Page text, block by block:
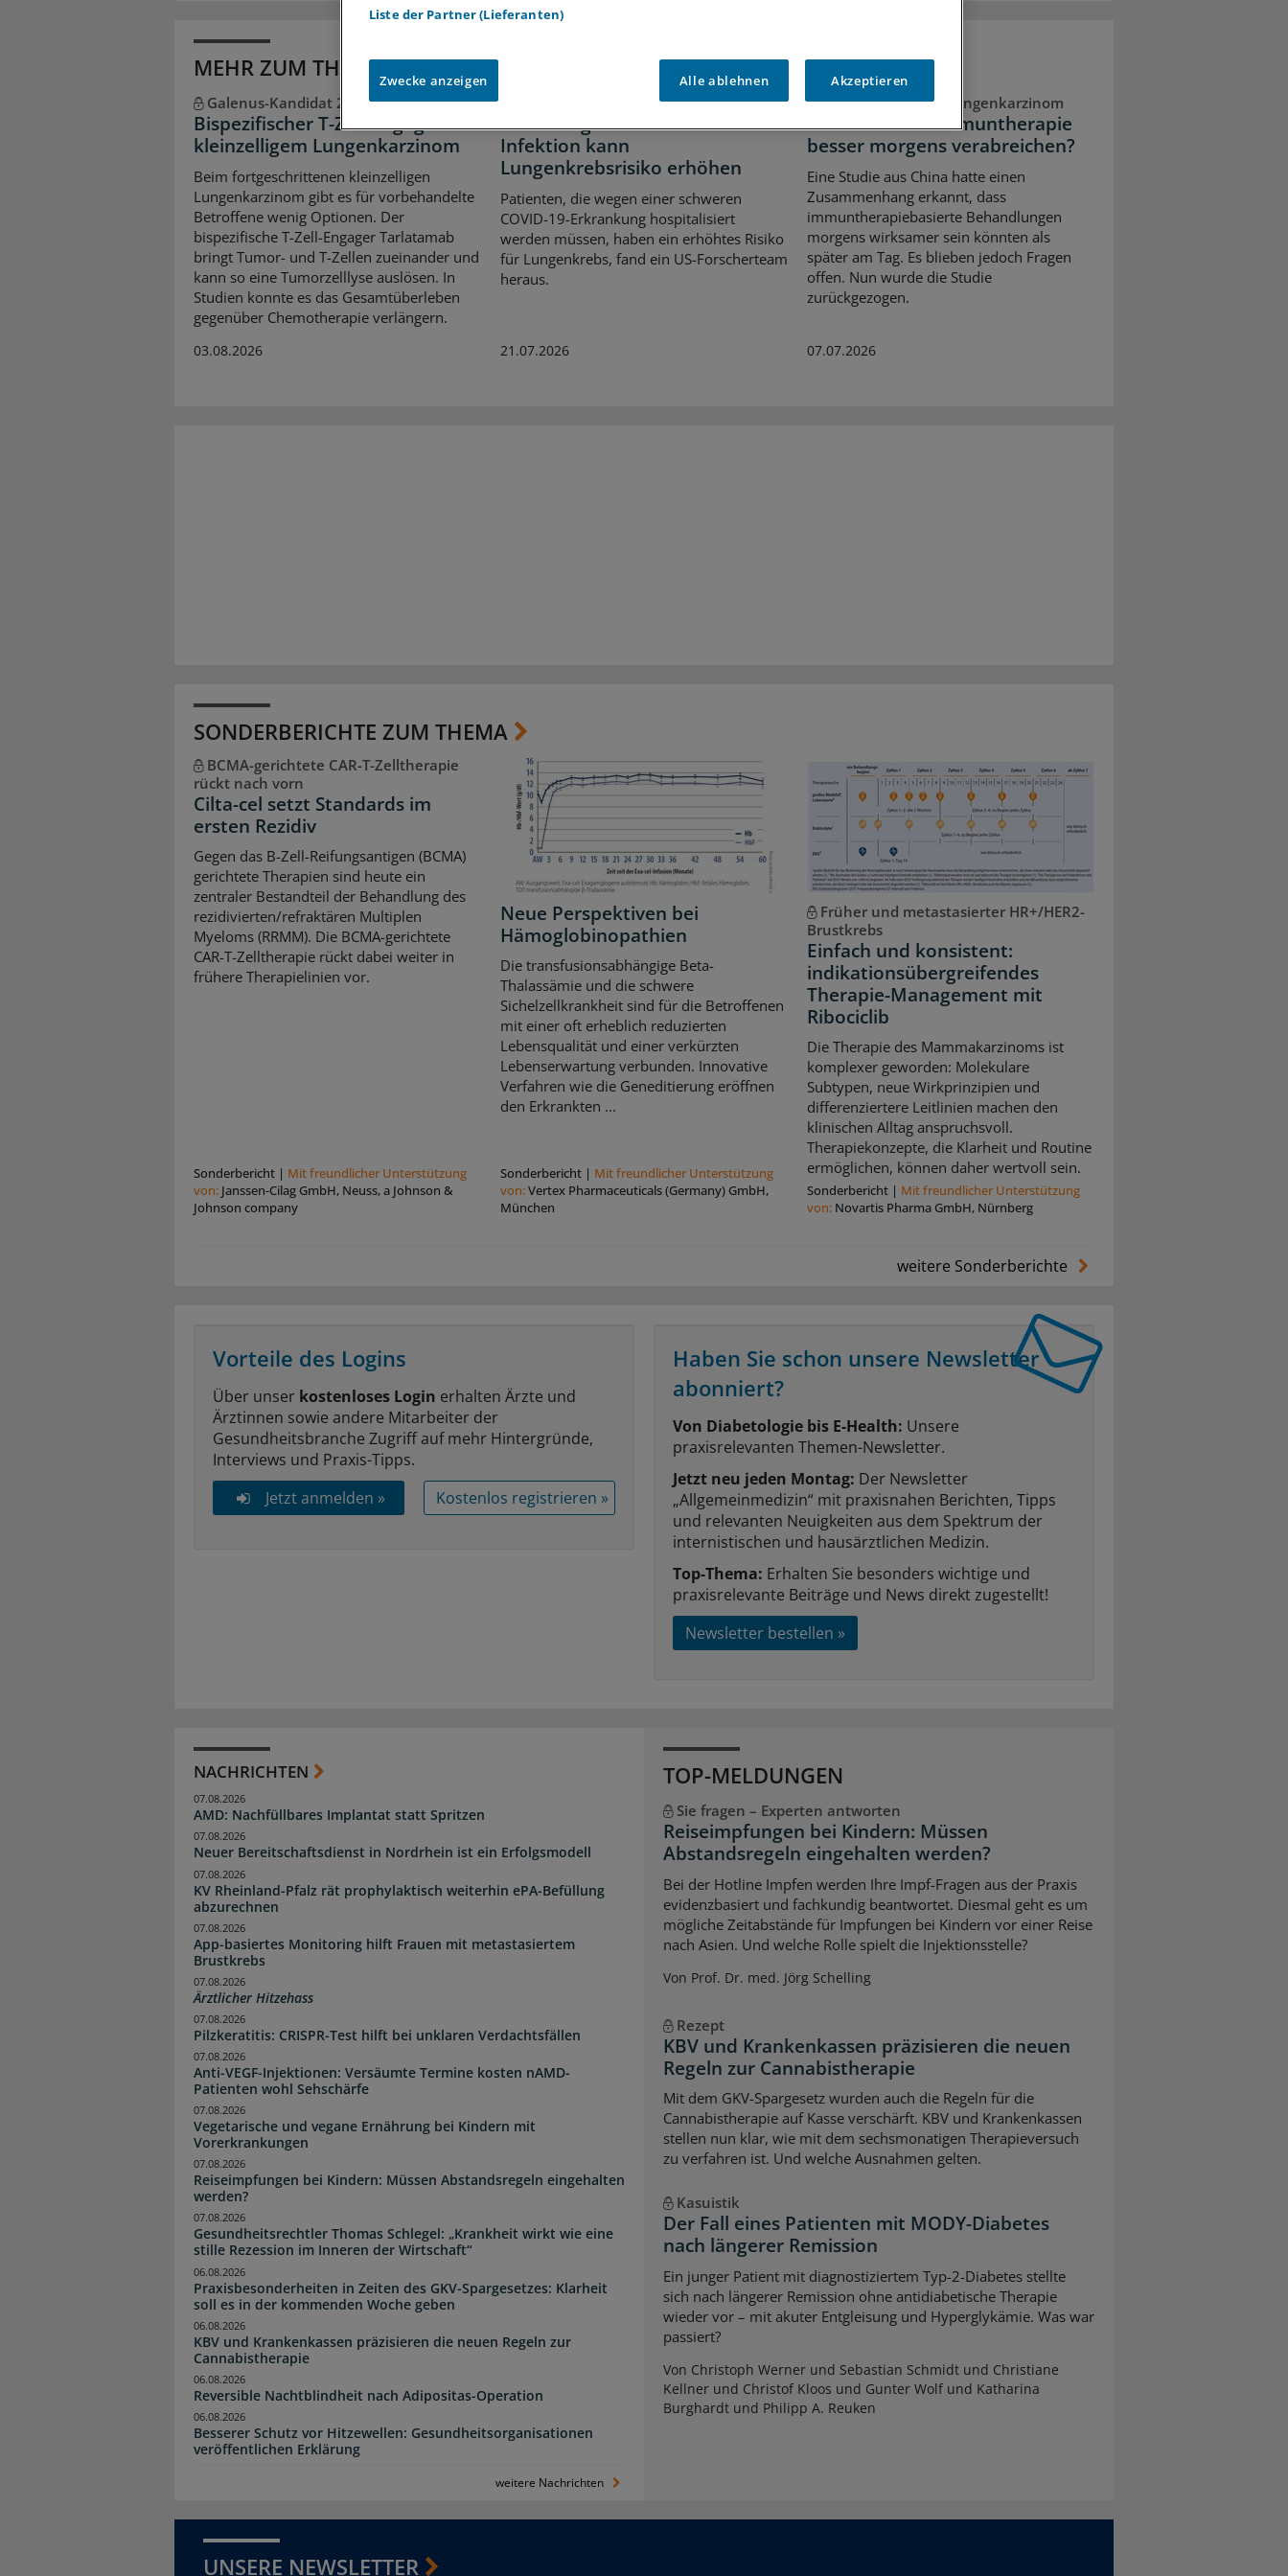
MEHR ZUM THEMA
Galenus-Kandidat 2026
Bispezifischer T-Zell-Engager bei
kleinzelligem Lungenkarzinom
Beim fortgeschrittenen kleinzelligen
Lungenkarzinom gibt es für vorbehandelte
Betroffene wenig Optionen. Der
bispezifische T-Zell-Engager Tarlatamab
bringt Tumor- und T-Zellen zueinander und
kann so eine Tumorzelllyse auslösen. In
Studien konnte es das Gesamtüberleben
gegenüber Chemotherapie verlängern.
03.08.2026
Forschungsteam: COVID-19-
Infektion kann
Lungenkrebsrisiko erhöhen
Patienten, die wegen einer schweren
COVID-19-Erkrankung hospitalisiert
werden müssen, haben ein erhöhtes Risiko
für Lungenkrebs, fand ein US-Forscherteam
heraus.
21.07.2026
Nichtkleinzelliges Lungenkarzinom
NSCLC: Chemoimmuntherapie
besser morgens verabreichen?
Eine Studie aus China hatte einen
Zusammenhang erkannt, dass
immuntherapiebasierte Behandlungen
morgens wirksamer sein könnten als
später am Tag. Es blieben jedoch Fragen
offen. Nun wurde die Studie
zurückgezogen.
07.07.2026
SONDERBERICHTE ZUM THEMA
BCMA-gerichtete CAR-T-Zelltherapie
rückt nach vorn
Cilta-cel setzt Standards im
ersten Rezidiv
Gegen das B-Zell-Reifungsantigen (BCMA)
gerichtete Therapien sind heute ein
zentraler Bestandteil der Behandlung des
rezidivierten/refraktären Multiplen
Myeloms (RRMM). Die BCMA-gerichtete
CAR-T-Zelltherapie rückt dabei weiter in
frühere Therapielinien vor.
Sonderbericht | Mit freundlicher Unterstützung
von: Janssen-Cilag GmbH, Neuss, a Johnson &
Johnson company
Neue Perspektiven bei
Hämoglobinopathien
Die transfusionsabhängige Beta-
Thalassämie und die schwere
Sichelzellkrankheit sind für die Betroffenen
mit einer oft erheblich reduzierten
Lebensqualität und einer verkürzten
Lebenserwartung verbunden. Innovative
Verfahren wie die Geneditierung eröffnen
den Erkrankten ...
Sonderbericht| Mit freundlicher Unterstützung
von:Vertex Pharmaceuticals (Germany) GmbH,
München
Früher und metastasierter HR+/HER2-
Brustkrebs
Einfach und konsistent:
indikationsübergreifendes
Therapie-Management mit
Ribociclib
Die Therapie des Mammakarzinoms ist
komplexer geworden: Molekulare
Subtypen, neue Wirkprinzipien und
differenziertere Leitlinien machen den
klinischen Alltag anspruchsvoll.
Therapiekonzepte, die Klarheit und Routine
ermöglichen, können daher wertvoll sein.
Sonderbericht| Mit freundlicher Unterstützung
von: Novartis Pharma GmbH, Nürnberg
weitere Sonderberichte
Vorteile des Logins
Über unser kostenloses Login erhalten Ärzte und
Ärztinnen sowie andere Mitarbeiter der
Gesundheitsbranche Zugriff auf mehr Hintergründe,
Interviews und Praxis-Tipps.
Jetzt anmelden »
Kostenlos registrieren »
Haben Sie schon unsere Newsletter
abonniert?
Von Diabetologie bis E-Health: Unsere
praxisrelevanten Themen-Newsletter.
Jetzt neu jeden Montag: Der Newsletter
„Allgemeinmedizin“ mit praxisnahen Berichten, Tipps
und relevanten Neuigkeiten aus dem Spektrum der
internistischen und hausärztlichen Medizin.
Top-Thema: Erhalten Sie besonders wichtige und
praxisrelevante Beiträge und News direkt zugestellt!
Newsletter bestellen »
NACHRICHTEN
AMD: Nachfüllbares Implantat statt Spritzen
07.08.2026
Neuer Bereitschaftsdienst in Nordrhein ist ein Erfolgsmodell
07.08.2026
KV Rheinland-Pfalz rät prophylaktisch weiterhin ePA-Befüllung
abzurechnen
07.08.2026
App-basiertes Monitoring hilft Frauen mit metastasiertem
Brustkrebs
07.08.2026
Ärztlicher Hitzehass
07.08.2026
Pilzkeratitis: CRISPR-Test hilft bei unklaren Verdachtsfällen
07.08.2026
Anti-VEGF-Injektionen: Versäumte Termine kosten nAMD-
Patienten wohl Sehschärfe
07.08.2026
Vegetarische und vegane Ernährung bei Kindern mit
Vorerkrankungen
07.08.2026
Reiseimpfungen bei Kindern: Müssen Abstandsregeln eingehalten
werden?
07.08.2026
Gesundheitsrechtler Thomas Schlegel: „Krankheit wirkt wie eine
stille Rezession im Inneren der Wirtschaft“
07.08.2026
Praxisbesonderheiten in Zeiten des GKV-Spargesetzes: Klarheit
soll es in der kommenden Woche geben
06.08.2026
KBV und Krankenkassen präzisieren die neuen Regeln zur
Cannabistherapie
06.08.2026
Reversible Nachtblindheit nach Adipositas-Operation
06.08.2026
Besserer Schutz vor Hitzewellen: Gesundheitsorganisationen
veröffentlichen Erklärung
06.08.2026
weitere Nachrichten
TOP-MELDUNGEN
Sie fragen – Experten antworten
Reiseimpfungen bei Kindern: Müssen
Abstandsregeln eingehalten werden?
Bei der Hotline Impfen werden Ihre Impf-Fragen aus der Praxis
evidenzbasiert und fachkundig beantwortet. Diesmal geht es um
mögliche Zeitabstände für Impfungen bei Kindern vor einer Reise
nach Asien. Und welche Rolle spielt die Injektionsstelle?
Von Prof. Dr. med. Jörg Schelling
Rezept
KBV und Krankenkassen präzisieren die neuen
Regeln zur Cannabistherapie
Mit dem GKV-Spargesetz wurden auch die Regeln für die
Cannabistherapie auf Kasse verschärft. KBV und Krankenkassen
stellen nun klar, wie mit dem sechsmonatigen Therapieversuch
zu verfahren ist. Und welche Ausnahmen gelten.
Kasuistik
Der Fall eines Patienten mit MODY-Diabetes
nach längerer Remission
Ein junger Patient mit diagnostiziertem Typ-2-Diabetes stellte
sich nach längerer Remission ohne antidiabetische Therapie
wieder vor – mit akuter Entgleisung und Hyperglykämie. Was war
passiert?
Von Christoph Werner und Sebastian Schmidt und Christiane
Kellner und Christof Kloos und Gunter Wolf und Katharina
Burghardt und Philipp A. Reuken
UNSERE NEWSLETTER
Liste der Partner (Lieferanten)
Zwecke anzeigen Alle ablehnen Akzeptieren